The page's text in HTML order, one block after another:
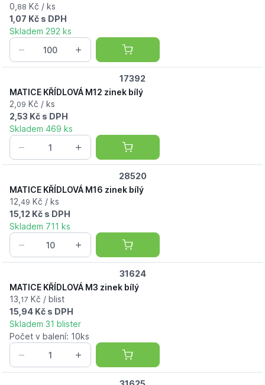
0, 88 Kč / ks
1,07 Kč s DPH
Skladem 292 ks
17392
MATICE KŘÍDLOVÁ M12 zinek bílý
2, 09 Kč / ks
2,53 Kč s DPH
Skladem 469 ks
28520
MATICE KŘÍDLOVÁ M16 zinek bílý
12, 49 Kč / ks
15,12 Kč s DPH
Skladem 711 ks
31624
MATICE KŘÍDLOVÁ M3 zinek bílý
13, 17 Kč / blist
15,94 Kč s DPH
Skladem 31 blister
Počet v balení: 10ks